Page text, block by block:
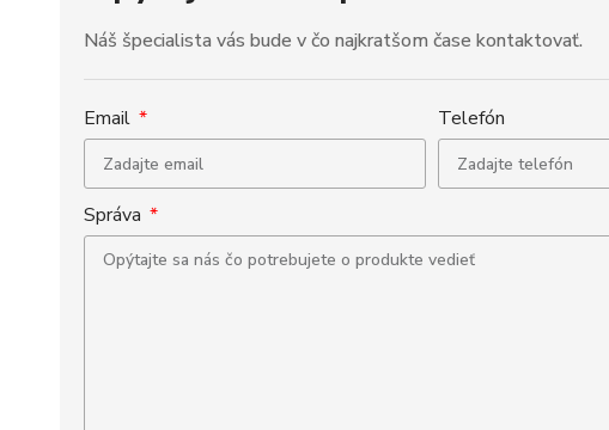
Náš špecialista vás bude v čo najkratšom čase kontaktovať.
Email Telefón
Správa